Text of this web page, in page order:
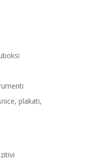
plakati,